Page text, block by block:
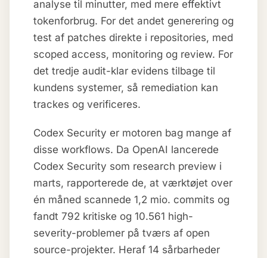
analyse til minutter, med mere effektivt
tokenforbrug. For det andet generering og
test af patches direkte i repositories, med
scoped access, monitoring og review. For
det tredje audit-klar evidens tilbage til
kundens systemer, så remediation kan
trackes og verificeres.
Codex Security er motoren bag mange af
disse workflows. Da OpenAI lancerede
Codex Security som research preview i
marts, rapporterede de, at værktøjet over
én måned scannede 1,2 mio. commits og
fandt 792 kritiske og 10.561 high-
severity-problemer på tværs af open
source-projekter. Heraf 14 sårbarheder